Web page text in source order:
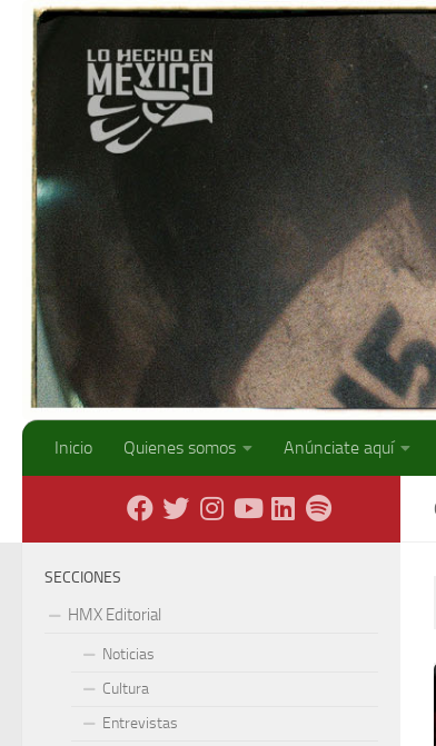
Debajo del contenido
Inicio Quienes somos Anúnciate aquí
SECCIONES
HMX Editorial
Noticias
Cultura
Entrevistas